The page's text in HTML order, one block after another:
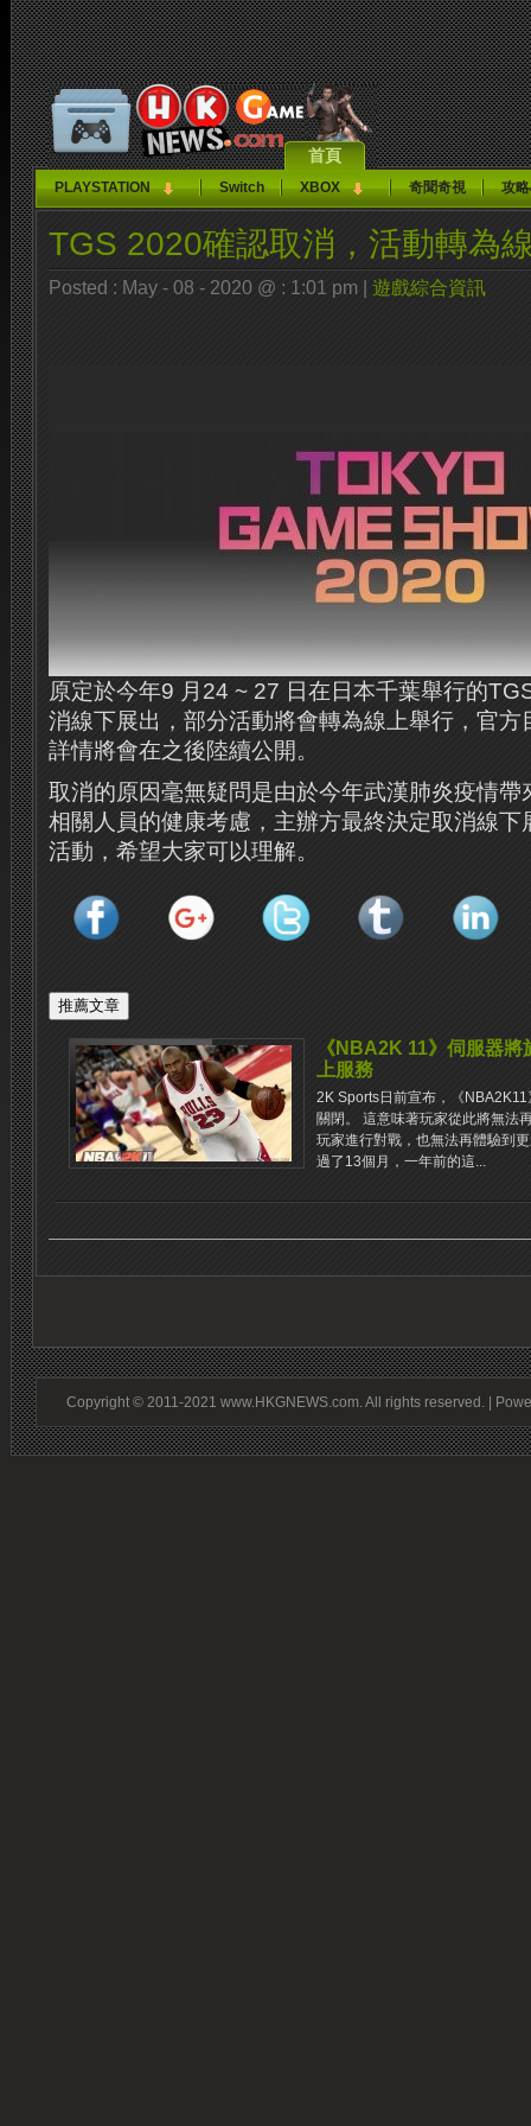
首頁
PLAYSTATION Switch XBOX 奇聞奇視 攻
TGS 2020確認取消，活動轉為
Posted : May - 08 - 2020 @ : 1:01 pm | 遊戲綜合資訊
原定於今年9 月24 ~ 27 日在日本千葉舉行的
消線下展出，部分活動將會轉為線上舉行，官方
詳情將會在之後陸續公開。
取消的原因毫無疑問是由於今年武漢肺炎疫情帶
相關人員的健康考慮，主辦方最終決定取消線下
活動，希望大家可以理解。
《NBA2K 11》伺服器
上服務
2K Sports日前宣布，《
關閉。 這意味著玩家從此將無法
玩家進行對戰，也無法再體驗到
過了13個月，一年前的這...
Copyright © 2011-2021 www.HKGNEWS.com. All rights reserved. |